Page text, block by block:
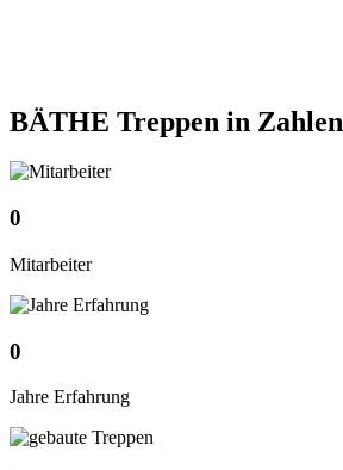
BÄTHE Treppen in Zahlen
0
Mitarbeiter
0
Jahre Erfahrung